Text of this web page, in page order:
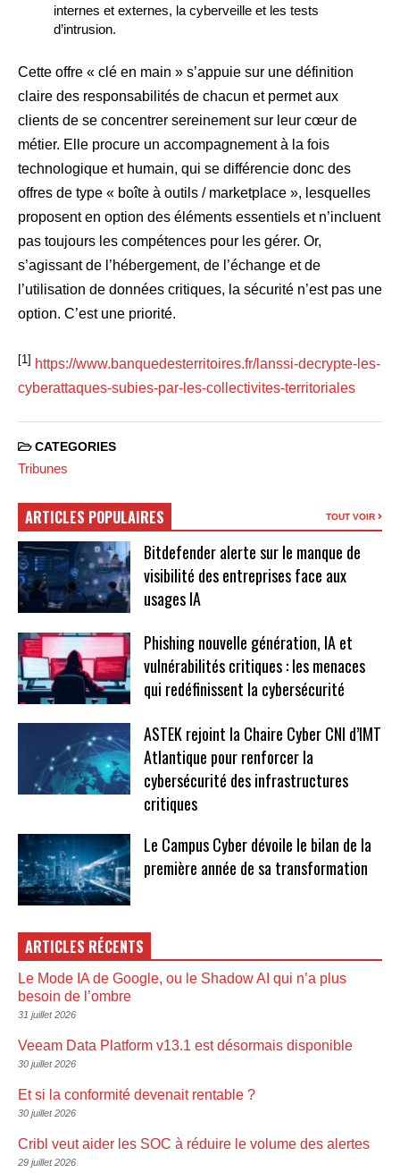
internes et externes, la cyberveille et les tests
d’intrusion.
Cette offre « clé en main » s’appuie sur une définition
claire des responsabilités de chacun et permet aux
clients de se concentrer sereinement sur leur cœur de
métier. Elle procure un accompagnement à la fois
technologique et humain, qui se différencie donc des
offres de type « boîte à outils / marketplace », lesquelles
proposent en option des éléments essentiels et n’incluent
pas toujours les compétences pour les gérer. Or,
s’agissant de l’hébergement, de l’échange et de
l’utilisation de données critiques, la sécurité n’est pas une
option. C’est une priorité.
[1] https://www.banquedesterritoires.fr/lanssi-decrypte-les-
cyberattaques-subies-par-les-collectivites-territoriales
CATEGORIES
Tribunes
ARTICLES POPULAIRES TOUT VOIR
Bitdefender alerte sur le manque de
visibilité des entreprises face aux
usages IA
Phishing nouvelle génération, IA et
vulnérabilités critiques : les menaces
qui redéfinissent la cybersécurité
ASTEK rejoint la Chaire Cyber CNI d’IMT
Atlantique pour renforcer la
cybersécurité des infrastructures
critiques
Le Campus Cyber dévoile le bilan de la
première année de sa transformation
ARTICLES RÉCENTS
Le Mode IA de Google, ou le Shadow AI qui n’a plus
besoin de l’ombre
31 juillet 2026
Veeam Data Platform v13.1 est désormais disponible
30 juillet 2026
Et si la conformité devenait rentable ?
30 juillet 2026
Cribl veut aider les SOC à réduire le volume des alertes
29 juillet 2026